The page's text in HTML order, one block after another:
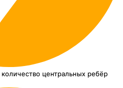
количество центральных ребёр